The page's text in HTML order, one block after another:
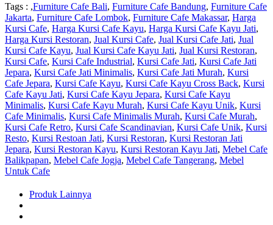
Tags : ,Furniture Cafe Bali, Furniture Cafe Bandung, Furniture Cafe
Jakarta, Furniture Cafe Lombok, Furniture Cafe Makassar, Harga
Kursi Cafe, Harga Kursi Cafe Kayu, Harga Kursi Cafe Kayu Jati,
Harga Kursi Restoran, Jual Kursi Cafe, Jual Kursi Cafe Jati, Jual
Kursi Cafe Kayu, Jual Kursi Cafe Kayu Jati, Jual Kursi Restoran,
Kursi Cafe, Kursi Cafe Industrial, Kursi Cafe Jati, Kursi Cafe Jati
Jepara, Kursi Cafe Jati Minimalis, Kursi Cafe Jati Murah, Kursi
Cafe Jepara, Kursi Cafe Kayu, Kursi Cafe Kayu Cross Back, Kursi
Cafe Kayu Jati, Kursi Cafe Kayu Jepara, Kursi Cafe Kayu
Minimalis, Kursi Cafe Kayu Murah, Kursi Cafe Kayu Unik, Kursi
Cafe Minimalis, Kursi Cafe Minimalis Murah, Kursi Cafe Murah,
Kursi Cafe Retro, Kursi Cafe Scandinavian, Kursi Cafe Unik, Kursi
Resto, Kursi Restoan Jati, Kursi Restoran, Kursi Restoran Jati
Jepara, Kursi Restoran Kayu, Kursi Restoran Kayu Jati, Mebel Cafe
Balikpapan, Mebel Cafe Jogja, Mebel Cafe Tangerang, Mebel
Untuk Cafe
Produk Lainnya